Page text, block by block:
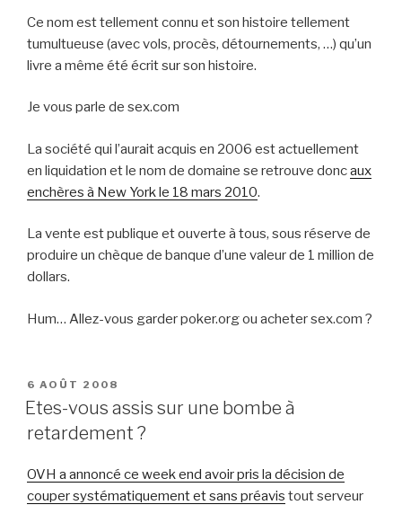
Ce nom est tellement connu et son histoire tellement
tumultueuse (avec vols, procès, détournements, …) qu’un
livre a même été écrit sur son histoire.
Je vous parle de sex.com
La société qui l’aurait acquis en 2006 est actuellement
en liquidation et le nom de domaine se retrouve doncaux
enchères à New York le 18 mars 2010.
La vente est publique et ouverte à tous, sous réserve de
produire un chèque de banque d’une valeur de 1 million de
dollars.
Hum… Allez-vous garder poker.org ou acheter sex.com ?
PUBLIÉ
LE
6 AOÛT 2008
Etes-vous assis sur une bombe à
retardement ?
OVH a annoncé ce week end avoir pris la décision de
couper systématiquement et sans préavis tout serveur